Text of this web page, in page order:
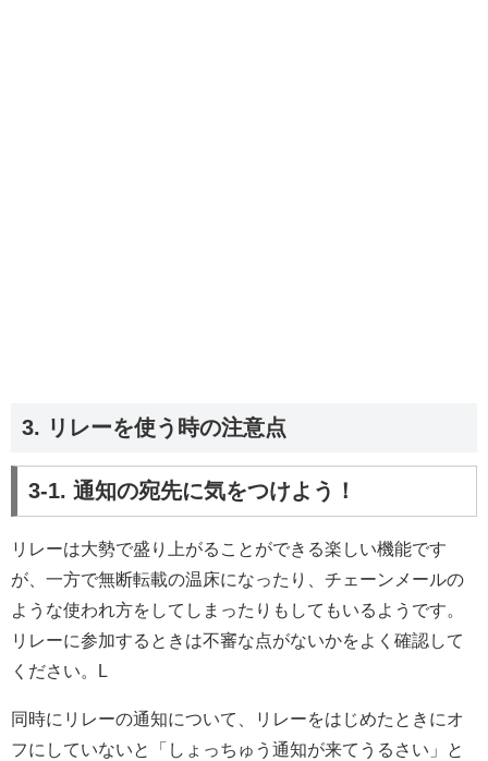
3. リレーを使う時の注意点
3-1. 通知の宛先に気をつけよう！
リレーは大勢で盛り上がることができる楽しい機能です
が、一方で無断転載の温床になったり、チェーンメールの
ような使われ方をしてしまったりもしてもいるようです。
リレーに参加するときは不審な点がないかをよく確認して
ください。L
同時にリレーの通知について、リレーをはじめたときにオ
フにしていないと「しょっちゅう通知が来てうるさい」と